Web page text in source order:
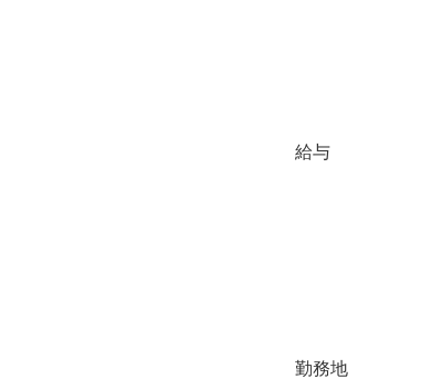
給与
勤務地